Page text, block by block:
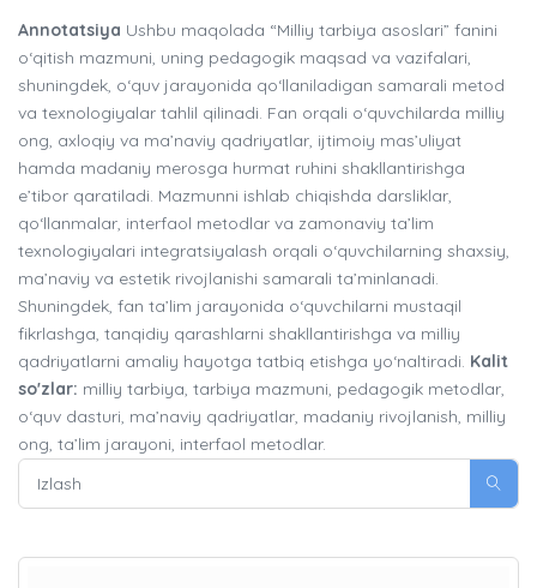
Annotatsiya Ushbu maqolada “Milliy tarbiya asoslari” fanini
o‘qitish mazmuni, uning pedagogik maqsad va vazifalari,
shuningdek, o‘quv jarayonida qo‘llaniladigan samarali metod
va texnologiyalar tahlil qilinadi. Fan orqali o‘quvchilarda milliy
ong, axloqiy va ma’naviy qadriyatlar, ijtimoiy mas’uliyat
hamda madaniy merosga hurmat ruhini shakllantirishga
e’tibor qaratiladi. Mazmunni ishlab chiqishda darsliklar,
qo‘llanmalar, interfaol metodlar va zamonaviy ta’lim
texnologiyalari integratsiyalash orqali o‘quvchilarning shaxsiy,
ma’naviy va estetik rivojlanishi samarali ta’minlanadi.
Shuningdek, fan ta’lim jarayonida o‘quvchilarni mustaqil
fikrlashga, tanqidiy qarashlarni shakllantirishga va milliy
qadriyatlarni amaliy hayotga tatbiq etishga yo‘naltiradi. Kalit
so'zlar: milliy tarbiya, tarbiya mazmuni, pedagogik metodlar,
o‘quv dasturi, ma’naviy qadriyatlar, madaniy rivojlanish, milliy
ong, ta’lim jarayoni, interfaol metodlar.